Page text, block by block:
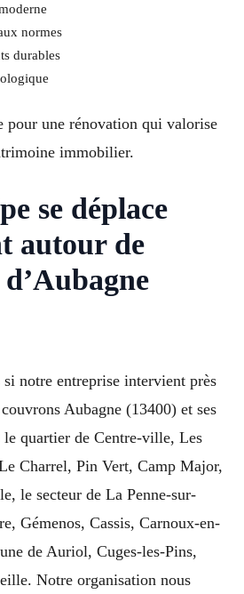
normes
durables
pour une rénovation qui valorise
immobilier.
se déplace
autour de
si notre entreprise intervient près
Aubagne (13400) et ses
quartier de Centre-ville, Les
Charrel, Pin Vert, Camp Major,
le secteur de La Penne-sur-
Gémenos, Cassis, Carnoux-en-
de Auriol, Cuges-les-Pins,
Notre organisation nous